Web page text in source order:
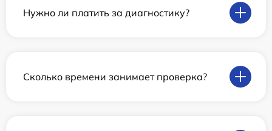
Нужно ли платить за диагностику?
Сколько времени занимает проверка?